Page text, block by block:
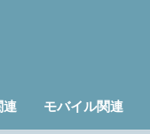
連 モバイル関連